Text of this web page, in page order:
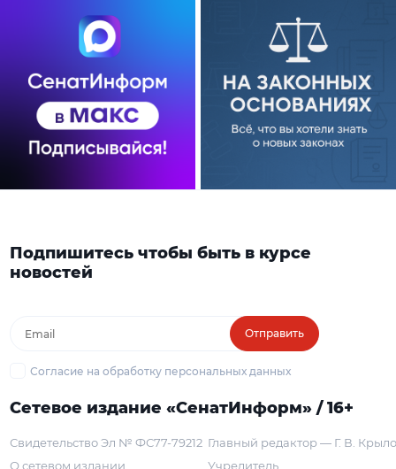
Подпишитесь чтобы быть в курсе
новостей
Отправить
Согласие на обработку персональных данных
Сетевое издание «СенатИнформ» / 16+
Свидетельство Эл № ФС77-79212
О сетевом издании
Главный редактор — Г. В.
Учредитель